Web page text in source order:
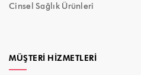
Cinsel Sağlık Ürünleri
MÜŞTERI HIZMETLERI